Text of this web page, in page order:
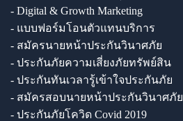
- Digital & Growth Marketing
- แบบฟอร์มโอนตัวแทนบริการ
- สมัครนายหน้าประกันวินาศภัย
- ประกันภัยความเสี่ยงภัยทรัพย์สิน
- ประกันทันเวลารู้เข้าใจประกันภัย
- สมัครสอบนายหน้าประกันวินาศภัย
- ประกันภัยโควิด Covid 2019